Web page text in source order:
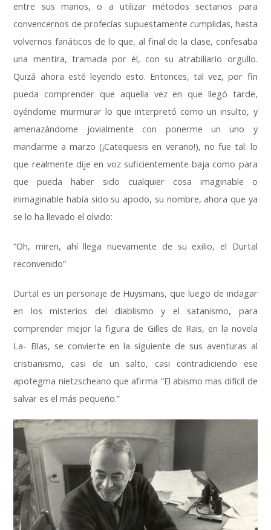
entre sus manos, o a utilizar métodos sectarios para
convencernos de profecías supuestamente cumplidas, hasta
volvernos fanáticos de lo que, al final de la clase, confesaba
una mentira, tramada por él, con su atrabiliario orgullo.
Quizá ahora esté leyendo esto. Entonces, tal vez, por fin
pueda comprender que aquella vez en que llegó tarde,
oyéndome murmurar lo que interpretó como un insulto, y
amenazándome jovialmente con ponerme un uno y
mandarme a marzo (¡Catequesis en verano!), no fue tal: lo
que realmente dije en voz suficientemente baja como para
que pueda haber sido cualquier cosa imaginable o
inimaginable había sido su apodo, su nombre, ahora que ya
se lo ha llevado el olvido:
“Oh, miren, ahí llega nuevamente de su exilio, el Durtal
reconvenido”
Durtal es un personaje de Huysmans, que luego de indagar
en los misterios del diablismo y el satanismo, para
comprender mejor la figura de Gilles de Rais, en la novela
La- Blas, se convierte en la siguiente de sus aventuras al
cristianismo, casi de un salto, casi contradiciendo ese
apotegma nietzscheano que afirma “El abismo mas difícil de
salvar es el más pequeño.”